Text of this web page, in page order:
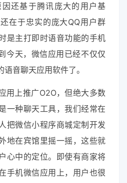
还基于腾讯庞大的用户基
在于忠实的庞大QQ用户群
是主打即时语音功能的手机
今天，微信应用已经不仅仅
音聊天应用软件了。
用上推广O2O，但绝大多数
一种聊天工具，我们经常在
把微信小程序商城定制开发
地在宾馆里摇一摇，这些就
心中的定位。即使有商家将
手机微信应用上，用户也很